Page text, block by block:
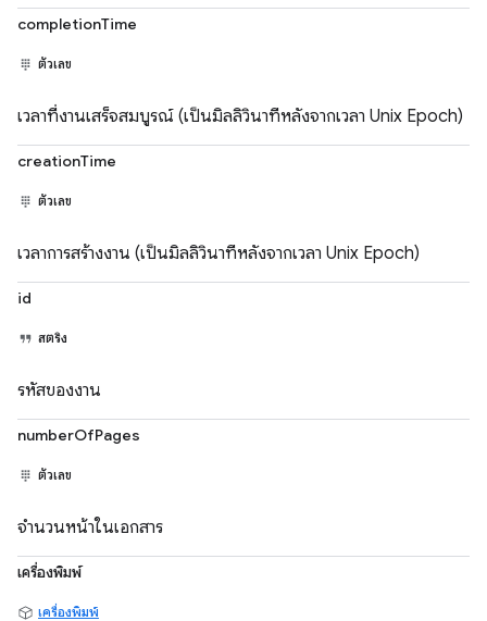
completionTime
ตัวเลข
เวลาที่งานเสร็จสมบูรณ์ (เป็นมิลลิวินาทีหลังจากเวลา Unix Epoch)
creationTime
ตัวเลข
เวลาการสร้างงาน (เป็นมิลลิวินาทีหลังจากเวลา Unix Epoch)
id
สตริง
รหัสของงาน
numberOfPages
ตัวเลข
จำนวนหน้าในเอกสาร
เครื่องพิมพ์
เครื่องพิมพ์